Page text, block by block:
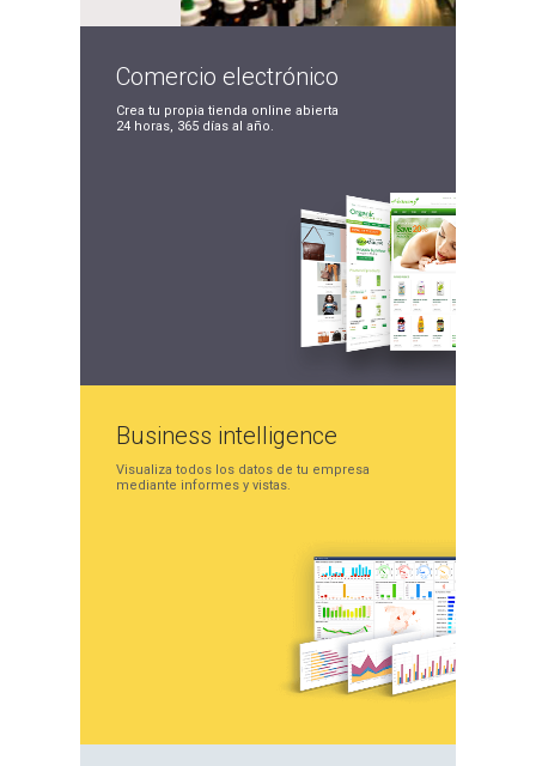
Comercioelectrónico
Crea tu propia tienda online abierta
24 horas, 365 días al año.
Business intelligence
Visualiza todos los datos de tu empresa
mediante informes y vistas.